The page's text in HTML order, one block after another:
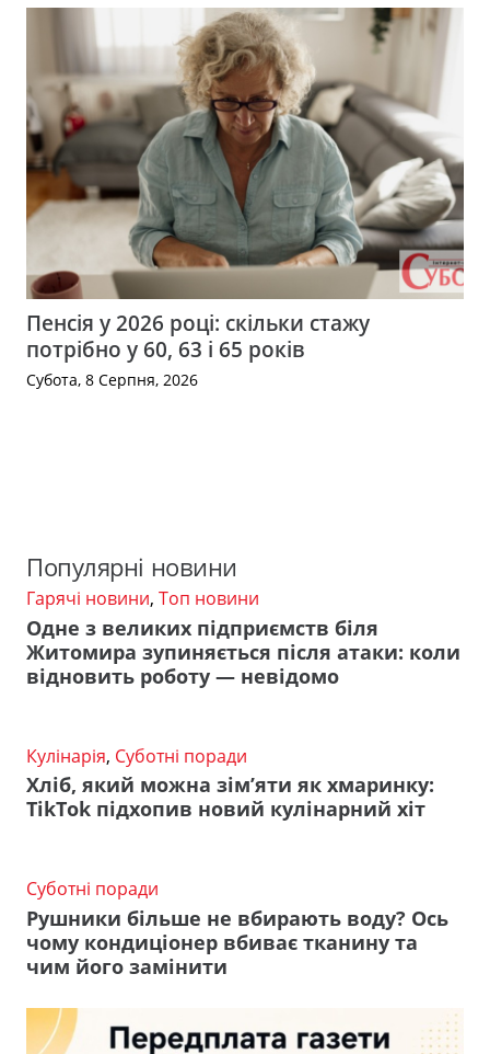
Пенсія у 2026 році: скільки стажу
потрібно у 60, 63 і 65 років
Субота, 8 Серпня, 2026
Популярні новини
Гарячі новини, Топ новини
Одне з великих підприємств біля
Житомира зупиняється після атаки: коли
відновить роботу — невідомо
Кулінарія, Суботні поради
Хліб, який можна зім’яти як хмаринку:
TikTok підхопив новий кулінарний хіт
Суботні поради
Рушники більше не вбирають воду? Ось
чому кондиціонер вбиває тканину та
чим його замінити